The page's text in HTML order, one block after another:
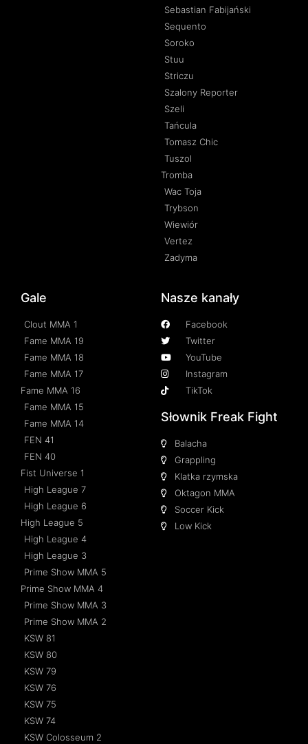
Sebastian Fabijański
Sequento
Soroko
Stuu
Striczu
Szalony Reporter
Szeli
Tańcula
Tomasz Chic
Tuszol
Tromba
Wac Toja
Trybson
Wiewiór
Vertez
Zadyma
Gale
Clout MMA 1
Fame MMA 19
Fame MMA 18
Fame MMA 17
Fame MMA 16
Fame MMA 15
Fame MMA 14
FEN 41
FEN 40
Fist Universe 1
High League 7
High League 6
High League 5
High League 4
High League 3
Prime Show MMA 5
Prime Show MMA 4
Prime Show MMA 3
Prime Show MMA 2
KSW 81
KSW 80
KSW 79
KSW 76
KSW 75
KSW 74
KSW Colosseum 2
Nasze kanały
Facebook
Twitter
YouTube
Instagram
TikTok
Słownik Freak Fight
Balacha
Grappling
Klatka rzymska
Oktagon MMA
Soccer Kick
Low Kick